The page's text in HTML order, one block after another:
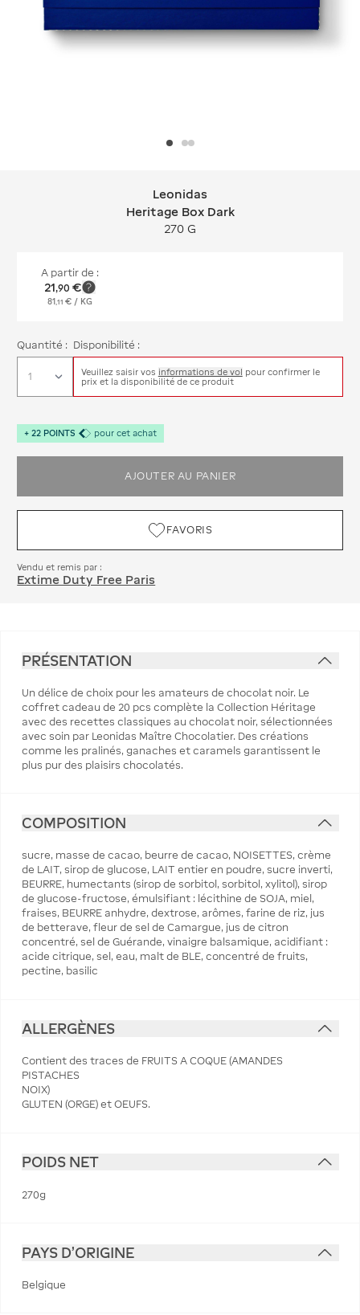
Leonidas Heritage Box Dark
Leonidas
Heritage Box Dark
270 G
A partir de :
21,90 €
81,11 € / KG
Quantité : Disponibilité :
Veuillez saisir vos informations de vol pour confirmer le
prix et la disponibilité de ce produit
+ 22 POINTS pour cet achat
AJOUTER AU PANIER
FAVORIS
Vendu et remis par :
Extime Duty Free Paris
PRÉSENTATION
Un délice de choix pour les amateurs de chocolat noir. Le
coffret cadeau de 20 pcs complète la Collection Héritage
avec des recettes classiques au chocolat noir, sélectionnées
avec soin par Leonidas Maître Chocolatier. Des créations
comme les pralinés, ganaches et caramels garantissent le
plus pur des plaisirs chocolatés.
COMPOSITION
sucre, masse de cacao, beurre de cacao, NOISETTES, crème
de LAIT, sirop de glucose, LAIT entier en poudre, sucre inverti,
BEURRE, humectants (sirop de sorbitol, sorbitol, xylitol), sirop
de glucose-fructose, émulsifiant : lécithine de SOJA, miel,
fraises, BEURRE anhydre, dextrose, arômes, farine de riz, jus
de betterave, fleur de sel de Camargue, jus de citron
concentré, sel de Guérande, vinaigre balsamique, acidifiant :
acide citrique, sel, eau, malt de BLE, concentré de fruits,
pectine, basilic
ALLERGÈNES
Contient des traces de FRUITS A COQUE (AMANDES
PISTACHES
NOIX)
GLUTEN (ORGE) et OEUFS.
POIDS NET
270g
PAYS D'ORIGINE
Belgique